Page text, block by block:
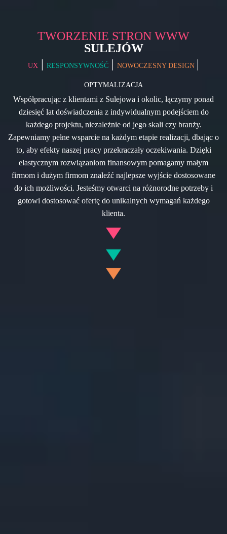
TWORZENIE STRON WWW
SULEJÓW
UX | RESPONSYWNOŚĆ | NOWOCZESNY DESIGN |
OPTYMALIZACJA
Współpracując z klientami z Sulejowa i okolic, łączymy ponad
dziesięć lat doświadczenia z indywidualnym podejściem do
każdego projektu, niezależnie od jego skali czy branży.
Zapewniamy pełne wsparcie na każdym etapie realizacji, dbając o
to, aby efekty naszej pracy przekraczały oczekiwania. Dzięki
elastycznym rozwiązaniom finansowym pomagamy małym
firmom i dużym firmom znaleźć najlepsze wyjście dostosowane
do ich możliwości. Jesteśmy otwarci na różnorodne potrzeby i
gotowi dostosować ofertę do unikalnych wymagań każdego
klienta.